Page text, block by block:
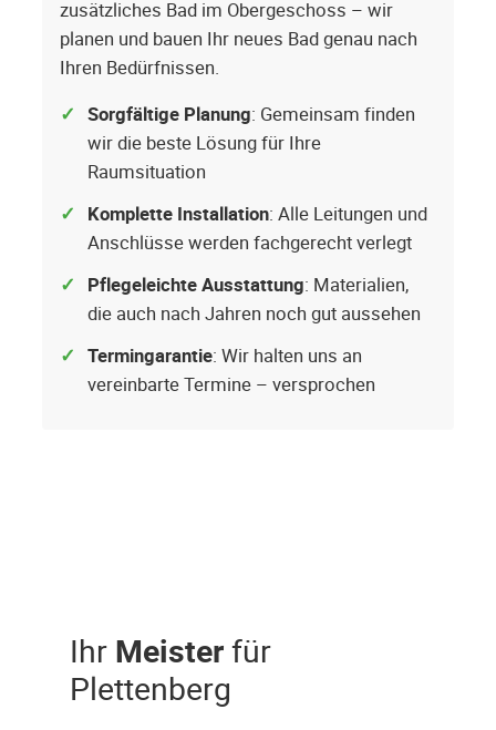
zusätzliches Bad im Obergeschoss – wir
planen und bauen Ihr neues Bad genau nach
Ihren Bedürfnissen.
Sorgfältige Planung: Gemeinsam finden
wir die beste Lösung für Ihre
Raumsituation
Komplette Installation: Alle Leitungen und
Anschlüsse werden fachgerecht verlegt
Pflegeleichte Ausstattung: Materialien,
die auch nach Jahren noch gut aussehen
Termingarantie: Wir halten uns an
vereinbarte Termine – versprochen
Ihr Meisterfür
Plettenberg